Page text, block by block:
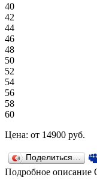
40
42
44
46
48
50
52
54
56
58
60
Цена: от 14900 руб.
Поделиться…
Подробное описание